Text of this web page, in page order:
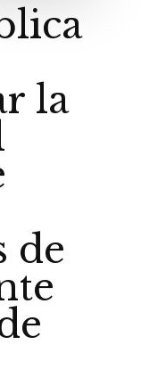
la
de